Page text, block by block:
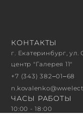
КОНТАКТЫ
г. Екатеринбург, ул.
центр "Галерея 11"
+7 (343) 382‒01‒68
ЧАСЫ РАБОТЫ
10:00 - 18:00